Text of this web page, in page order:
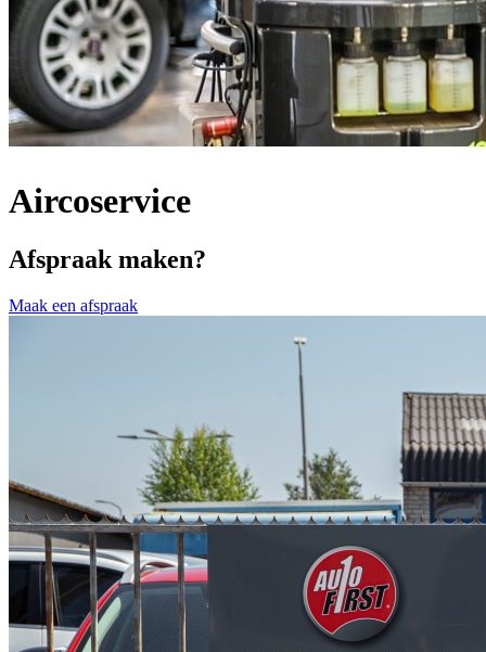
Aircoservice
Afspraak maken?
Maak een afspraak